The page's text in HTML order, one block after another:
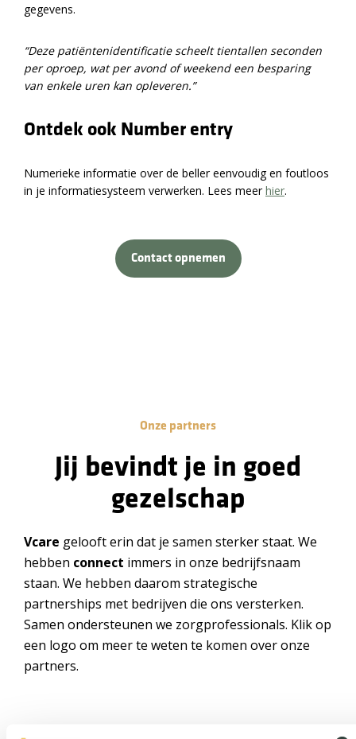
gegevens.
“Deze patiëntenidentificatie scheelt tientallen seconden
per oproep, wat per avond of weekend een besparing
van enkele uren kan opleveren.”
Ontdek ook Number entry
Numerieke informatie over de beller eenvoudig en foutloos
in je informatiesysteem verwerken. Lees meerhier.
Contact opnemen
Onze partners
Jij bevindt je in goed
gezelschap
Vcare gelooft erin dat je samen sterker staat. We
hebben connect immers in onze bedrijfsnaam
staan. We hebben daarom strategische
partnerships met bedrijven die ons versterken.
Samen ondersteunen we zorgprofessionals. Klik op
een logo om meer te weten te komen over onze
partners.